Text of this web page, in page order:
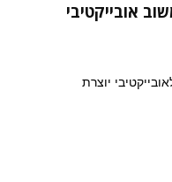
אובייקטיבי
יוצרת